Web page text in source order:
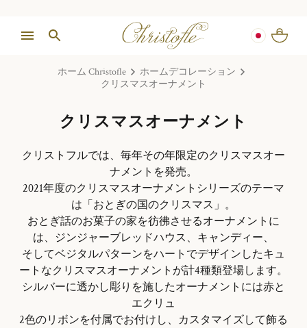
ホーム Christofle
ホームデコレーション
クリスマスオーナメント
クリスマスオーナメント
クリストフルでは、毎年その年限定のクリスマスオー
ナメントを発売。
2021年度のクリスマスオーナメントシリーズのテーマ
は「おとぎの国のクリスマス」。
おとぎ話のお菓子の家を彷彿させるオーナメントに
は、ジンジャーブレッドハウス、キャンディー、
そしてベジタルパターンをハートでデザインしたキュ
ートなクリスマスオーナメントが計4種類登場します。
シルバーに透かし彫りを施したオーナメントには赤と
エクリュ
2色のリボンを付属でお付けし、カスタマイズして飾る